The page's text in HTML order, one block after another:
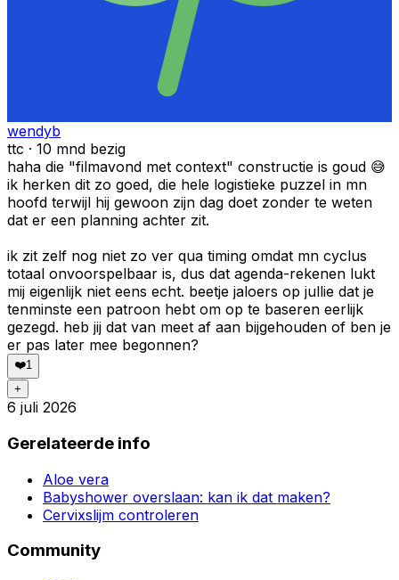
wendyb
ttc · 10 mnd bezig
haha die "filmavond met context" constructie is goud 😅
ik herken dit zo goed, die hele logistieke puzzel in mn
hoofd terwijl hij gewoon zijn dag doet zonder te weten
dat er een planning achter zit.
ik zit zelf nog niet zo ver qua timing omdat mn cyclus
totaal onvoorspelbaar is, dus dat agenda-rekenen lukt
mij eigenlijk niet eens echt. beetje jaloers op jullie dat je
tenminste een patroon hebt om op te baseren eerlijk
gezegd. heb jij dat van meet af aan bijgehouden of ben je
er pas later mee begonnen?
❤️1
+
6 juli 2026
Gerelateerde info
Aloe vera
Babyshower overslaan: kan ik dat maken?
Cervixslijm controleren
Community